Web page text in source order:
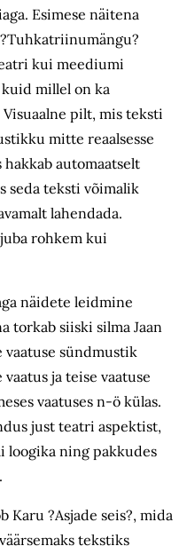
Esimese näitena
kui meediumi
millel on ka
pilt, mis teksti
mitte reaalsesse
automaatselt
seda teksti võimalik
lahendada.
rohkem kui
näidete leidmine
torkab siiski silma Jaan
vaatuse sündmustik
ja teise vaatuse
vaatuses n-ö külas.
just teatri aspektist,
loogika ning pakkudes
Karu ?Asjade seis?, mida
tekstiks